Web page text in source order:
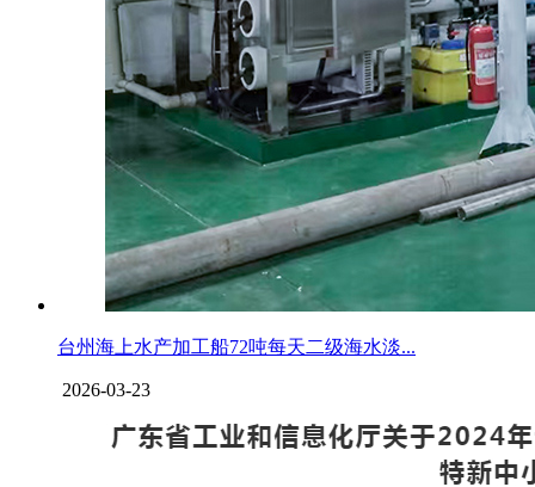
台州海上水产加工船72吨每天二级海水淡...
2026-03-23